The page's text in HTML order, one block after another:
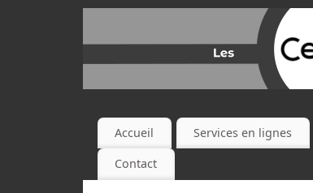
Accueil Services en lignes
Contact